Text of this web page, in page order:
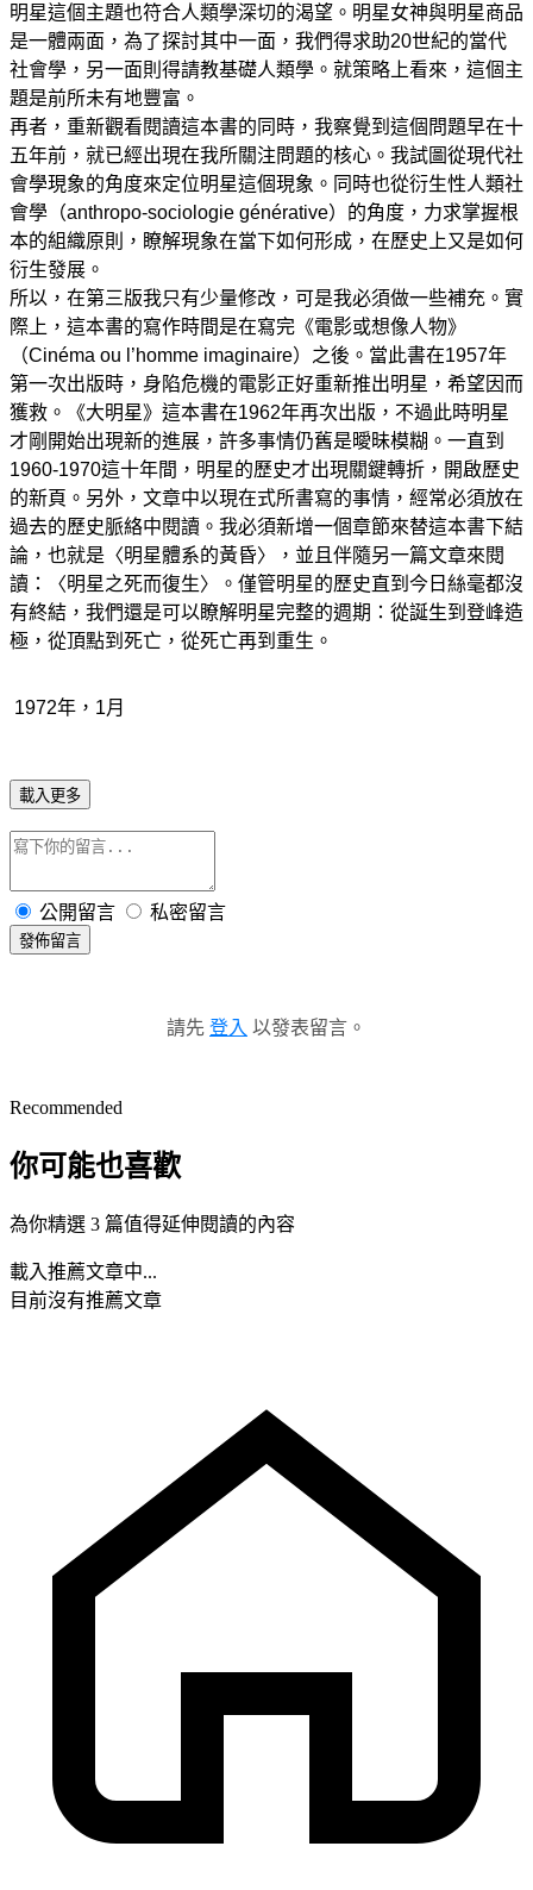
明星這個主題也符合人類學深切的渴望。明星女神與明星商品
是一體兩面，為了探討其中一面，我們得求助20世紀的當代
社會學，另一面則得請教基礎人類學。就策略上看來，這個主
題是前所未有地豐富。
再者，重新觀看閱讀這本書的同時，我察覺到這個問題早在十
五年前，就已經出現在我所關注問題的核心。我試圖從現代社
會學現象的角度來定位明星這個現象。同時也從衍生性人類社
會學（anthropo-sociologie générative）的角度，力求掌握根
本的組織原則，瞭解現象在當下如何形成，在歷史上又是如何
衍生發展。
所以，在第三版我只有少量修改，可是我必須做一些補充。實
際上，這本書的寫作時間是在寫完《電影或想像人物》
（Cinéma ou l’homme imaginaire）之後。當此書在1957年
第一次出版時，身陷危機的電影正好重新推出明星，希望因而
獲救。《大明星》這本書在1962年再次出版，不過此時明星
才剛開始出現新的進展，許多事情仍舊是曖昧模糊。一直到
1960-1970這十年間，明星的歷史才出現關鍵轉折，開啟歷史
的新頁。另外，文章中以現在式所書寫的事情，經常必須放在
過去的歷史脈絡中閱讀。我必須新增一個章節來替這本書下結
論，也就是〈明星體系的黃昏〉，並且伴隨另一篇文章來閱
讀：〈明星之死而復生〉。僅管明星的歷史直到今日絲毫都沒
有終結，我們還是可以瞭解明星完整的週期：從誕生到登峰造
極，從頂點到死亡，從死亡再到重生。
1972年，1月
載入更多
公開留言 私密留言
發佈留言
請先 登入 以發表留言。
Recommended
你可能也喜歡
為你精選 3 篇值得延伸閱讀的內容
載入推薦文章中...
目前沒有推薦文章